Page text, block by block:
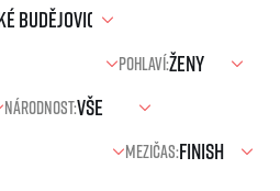
Pohlaví:
Národnost:
Mezičas: